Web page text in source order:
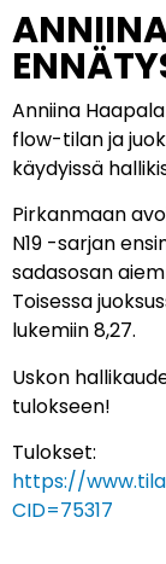
Anniina
flow-tilan ja
käydyissä
Pirkanmaan
N19 -sarjan
sadasosan
Toisessa
lukemiin 8,27.
Uskon
tulokseen!
Tulokset:
https://
CID=75317